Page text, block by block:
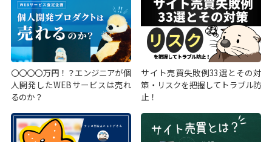
〇〇〇〇万円！？エンジニアが個
人開発したWEBサービスは売れ
るのか？
サイト売買失敗例33選とその対
策・リスクを把握してトラブル防
止！